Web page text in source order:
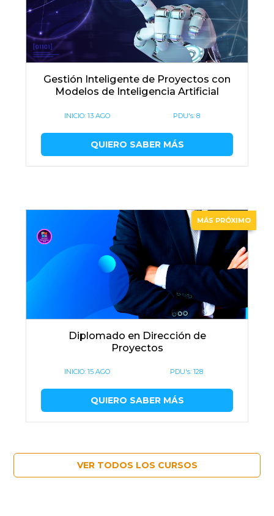
Gestión Inteligente de Proyectos con
Modelos de Inteligencia Artificial
INICIO:13 AGO PDU's: 8
QUIERO SABER MÁS
MÁS PRÓXIMO
Diplomado en Dirección de
Proyectos
INICIO:15 AGO PDU's: 128
QUIERO SABER MÁS
VER TODOS LOS CURSOS